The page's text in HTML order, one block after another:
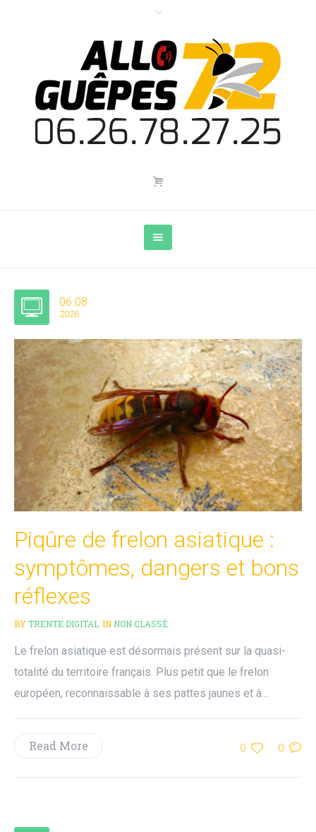
06.08
2026
Piqûre de frelon asiatique :
symptômes, dangers et bons
réflexes
BYTRENTE DIGITAL IN NON CLASSÉ
Le frelon asiatique est désormais présent sur la quasi-
totalité du territoire français. Plus petit que le frelon
européen, reconnaissable à ses pattes jaunes et à...
0 0
Read More